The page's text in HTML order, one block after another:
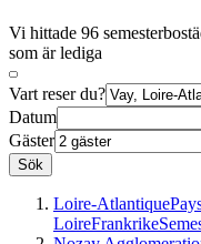
Vi hittade 96
som är lediga
Vart reser du?
Datum
Gäster
Sök
Loire-Atlantique
LoireFrankrike